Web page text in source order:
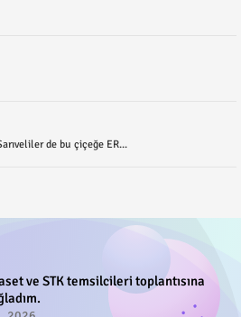
de bu çiçeğe ER...
ve STK temsilcileri toplantısına